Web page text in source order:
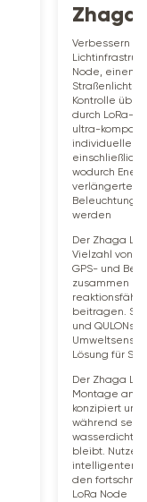
Zhaga
Verbessern
Node, einem
Straßenlicht-
Kontrolle
durch LoRa-
ultra-
individuelle
einschließlich
wodurch
verlängerte
werden
Der Zhaga
Vielzahl von
GPS- und
zusammen
beitragen.
und QULONs
Lösung für
Der Zhaga
Montage an
konzipiert
während
wasserdichte
bleibt. Nutzen
intelligenten
den
LoRa Node